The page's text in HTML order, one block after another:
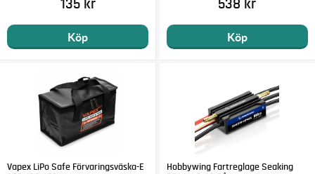
135 kr
Köp
538 kr
Köp
Vapex LiPo Safe Förvaringsväska-E
Hobbywing Fartreglage Seaking